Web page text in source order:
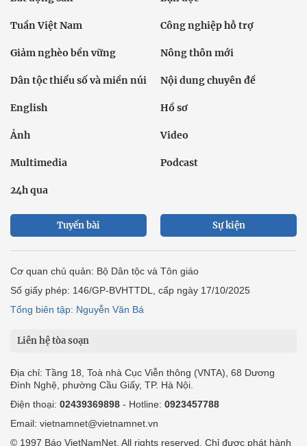
Tuần Việt Nam Công nghiệp hỗ trợ
Giảm nghèo bền vững Nông thôn mới
Dân tộc thiểu số và miền núi Nội dung chuyên đề
English Hồ sơ
Ảnh Video
Multimedia Podcast
24h qua
Tuyến bài Sự kiện
Cơ quan chủ quản: Bộ Dân tộc và Tôn giáo
Số giấy phép: 146/GP-BVHTTDL, cấp ngày 17/10/2025
Tổng biên tập: Nguyễn Văn Bá
Liên hệ tòa soạn
Địa chỉ: Tầng 18, Toà nhà Cục Viễn thông (VNTA), 68 Dương
Đình Nghệ, phường Cầu Giấy, TP. Hà Nội.
Điện thoại: 02439369898 - Hotline: 0923457788
Email: vietnamnet@vietnamnet.vn
© 1997 Báo VietNamNet. All rights reserved. Chỉ được phát hành